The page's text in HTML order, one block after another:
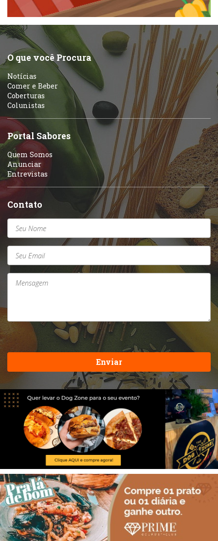
Peixes e Frutos do Mar
Pizzarias
Portuguesa
Self-service
Sobremesas e sorvetes
Portuguesa
Sobremesas e sorvetes
Variados
O que você Procura
Notícias
Comer e Beber
Coberturas
Colunistas
Portal Sabores
Quem Somos
Anunciar
Entrevistas
Contato
Enviar